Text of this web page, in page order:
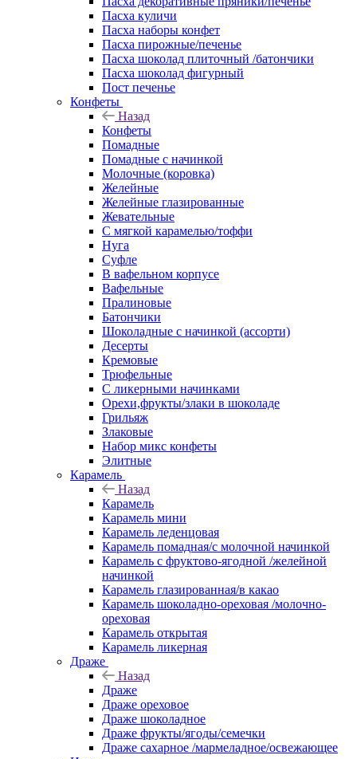
Пасха куличи
Пасха наборы конфет
Пасха пирожные/печенье
Пасха шоколад плиточный /батончики
Пасха шоколад фигурный
Пост печенье
Конфеты
Назад
Конфеты
Помадные
Помадные с начинкой
Молочные (коровка)
Желейные
Желейные глазированные
Жевательные
С мягкой карамелью/тоффи
Нуга
Суфле
В вафельном корпусе
Вафельные
Пралиновые
Батончики
Шоколадные с начинкой (ассорти)
Десерты
Кремовые
Трюфельные
С ликерными начинками
Орехи,фрукты/злаки в шоколаде
Грильяж
Злаковые
Набор микс конфеты
Элитные
Карамель
Назад
Карамель
Карамель мини
Карамель леденцовая
Карамель помадная/с молочной начинкой
Карамель с фруктово-ягодной /желейной
начинкой
Карамель глазированная/в какао
Карамель шоколадно-ореховая /молочно-
ореховая
Карамель открытая
Карамель ликерная
Драже
Назад
Драже
Драже ореховое
Драже шоколадное
Драже фрукты/ягоды/семечки
Драже сахарное /мармеладное/освежающее